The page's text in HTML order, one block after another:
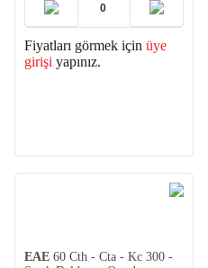
Fiyatları görmek için üye
girişi yapınız.
EAE 60 Cth - Cta - Kc 300 -